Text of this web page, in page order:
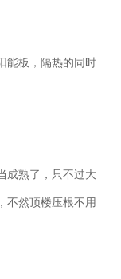
能板，隔热的同时
成熟了，只不过大
不然顶楼压根不用